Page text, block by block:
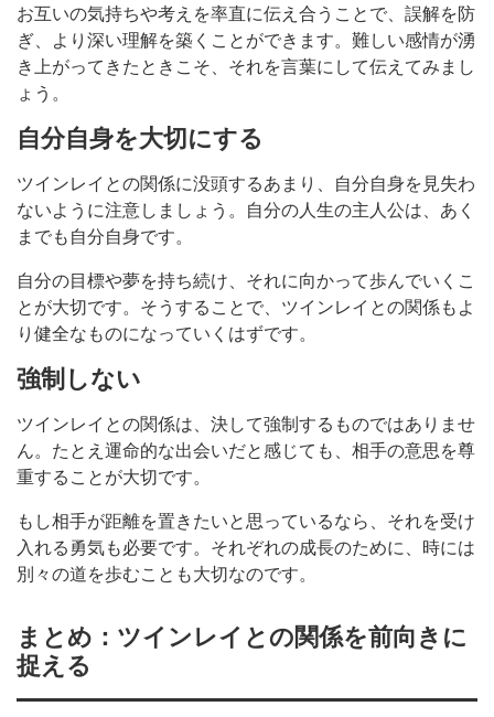
お互いの気持ちや考えを率直に伝え合うことで、誤解を防
ぎ、より深い理解を築くことができます。難しい感情が湧
き上がってきたときこそ、それを言葉にして伝えてみまし
ょう。
自分自身を大切にする
ツインレイとの関係に没頭するあまり、自分自身を見失わ
ないように注意しましょう。自分の人生の主人公は、あく
までも自分自身です。
自分の目標や夢を持ち続け、それに向かって歩んでいくこ
とが大切です。そうすることで、ツインレイとの関係もよ
り健全なものになっていくはずです。
強制しない
ツインレイとの関係は、決して強制するものではありませ
ん。たとえ運命的な出会いだと感じても、相手の意思を尊
重することが大切です。
もし相手が距離を置きたいと思っているなら、それを受け
入れる勇気も必要です。それぞれの成長のために、時には
別々の道を歩むことも大切なのです。
まとめ：ツインレイとの関係を前向きに
捉える